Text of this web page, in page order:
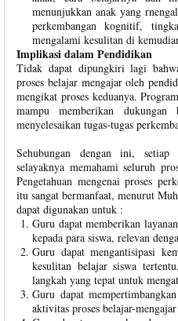
menunjukkan anak yang
perkembangan kognitif,
mengalami kesulitan di
Implikasi dalam Pendidikan
Tidak dapat dipungkiri lagi
proses belajar mengajar oleh
mengikat proses keduanya.
mampu memberikan
menyelesaikan tugas-tugas
Sehubungan dengan ini,
selayaknya memahami seluruh
Pengetahuan mengenai proses
itu sangat bermanfaat, menurut
dapat digunakan untuk :
Guru dapat memberikan
kepada para siswa, relevan
Guru dapat mengantisipasi
kesulitan belajar siswa
langkah yang tepat untuk
Guru dapat
aktivitas proses belajar-